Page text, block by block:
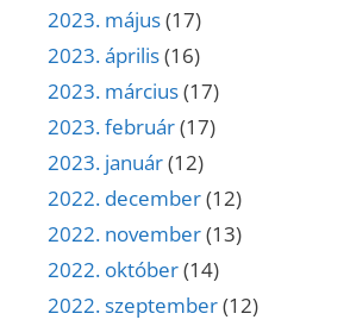
2023. május(17)
2023. április(16)
2023. március(17)
2023. február(17)
2023. január(12)
2022. december(12)
2022. november(13)
2022. október(14)
2022. szeptember(12)